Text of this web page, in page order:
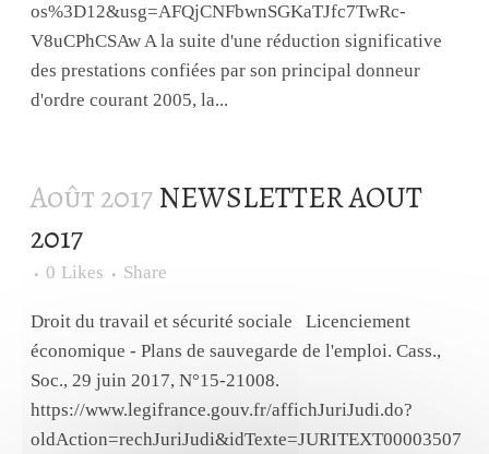
os%3D12&usg=AFQjCNFbwnSGKaTJfc7TwRc-
V8uCPhCSAw A la suite d'une réduction significative
des prestations confiées par son principal donneur
d'ordre courant 2005, la...
Août 2017NEWSLETTER AOUT
2017
0 Likes Share
Droit du travail et sécurité sociale Licenciement
économique - Plans de sauvegarde de l'emploi. Cass.,
Soc., 29 juin 2017, N°15-21008.
https://www.legifrance.gouv.fr/affichJuriJudi.do?
oldAction=rechJuriJudi&idTexte=JURITEXT00003507